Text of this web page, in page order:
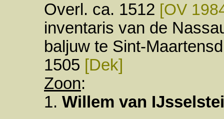
Overl. ca. 1512 [OV
inventaris van de
baljuw te Sint-
1505 [Dek]
Zoon:
1. Willem van